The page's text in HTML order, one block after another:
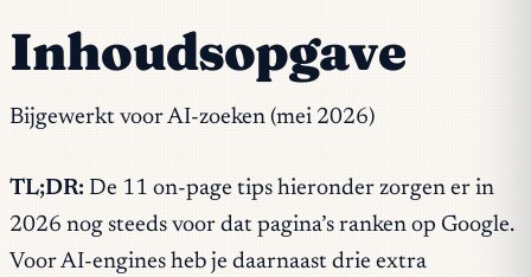
Inhoudsopgave
Bijgewerkt voor AI-zoeken (mei 2026)
TL;DR: De 11 on-page tips hieronder zorgen er in
2026 nog steeds voor dat pagina’s ranken op Google.
Voor AI-engines heb je daarnaast drie extra